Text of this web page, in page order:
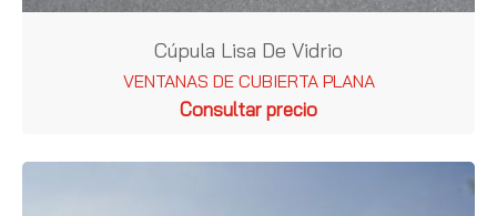
Cúpula Lisa De Vidrio
VENTANAS DE CUBIERTA PLANA
Consultar precio